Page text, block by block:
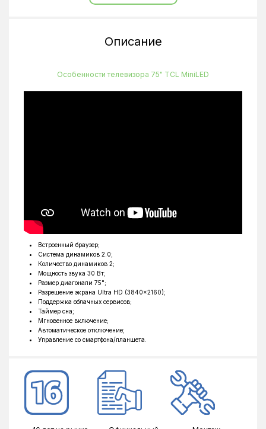
YouTube, Google Play Store, Google Home, Netflix,
Поддержка облачных сервисов
Оперативная память
Поддерживаемые форматы аудио MP3, WMA
SmartTV
Индекс динамических сцен
Назначение
Размер диагонали
Разрешение экрана
Тип матрицы
Тип телевизора
Частота развертки, Гц
USB, LAN, HDMI
Выходы Выход на наушники
Кол-во HDMI
Описание
Особенности телевизора 75" TCL MiniLED
Встроенный браузер;
Система динамиков 2.0;
Количество динамиков 2;
Мощность звука 30 Вт;
Размер диагонали 75";
Разрешение экрана Ultra HD (3840x2160);
Поддержка облачных сервисов;
Таймер сна;
Мгновенное включение;
Автоматическое отключение;
Управление со смартфона/планшета.